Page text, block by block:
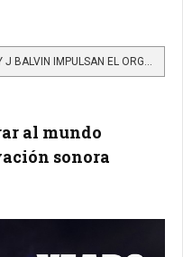
al mundo
sonora